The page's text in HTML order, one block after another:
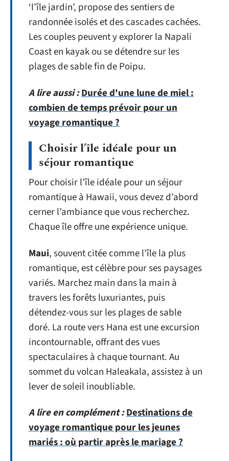
‘l’île jardin’, propose des sentiers de
randonnée isolés et des cascades cachées.
Les couples peuvent y explorer la Napali
Coast en kayak ou se détendre sur les
plages de sable fin de Poipu.
A lire aussi :Durée d'une lune de miel :
combien de temps prévoir pour un
voyage romantique ?
Choisir l’île idéale pour un
séjour romantique
Pour choisir l’île idéale pour un séjour
romantique à Hawaii, vous devez d’abord
cerner l’ambiance que vous recherchez.
Chaque île offre une expérience unique.
Maui, souvent citée comme l’île la plus
romantique, est célèbre pour ses paysages
variés. Marchez main dans la main à
travers les forêts luxuriantes, puis
détendez-vous sur les plages de sable
doré. La route vers Hana est une excursion
incontournable, offrant des vues
spectaculaires à chaque tournant. Au
sommet du volcan Haleakala, assistez à un
lever de soleil inoubliable.
A lire en complément :Destinations de
voyage romantique pour les jeunes
mariés : où partir après le mariage ?